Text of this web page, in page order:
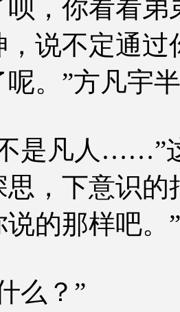
呗，你看看弟
，说不定通过
呢。”方凡宇
是凡人……”
思，下意识的
说的那样吧。
么？”